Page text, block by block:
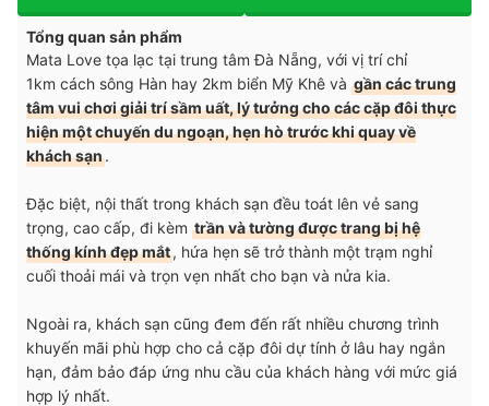
Tổng quan sản phẩm
Mata Love tọa lạc tại trung tâm Đà Nẵng, với vị trí chỉ
1km cách sông Hàn hay 2km biển Mỹ Khê và gần các trung
tâm vui chơi giải trí sầm uất, lý tưởng cho các cặp đôi thực
hiện một chuyến du ngoạn, hẹn hò trước khi quay về
khách sạn.
Đặc biệt, nội thất trong khách sạn đều toát lên vẻ sang
trọng, cao cấp, đi kèm trần và tường được trang bị hệ
thống kính đẹp mắt, hứa hẹn sẽ trở thành một trạm nghỉ
cuối thoải mái và trọn vẹn nhất cho bạn và nửa kia.
Ngoài ra, khách sạn cũng đem đến rất nhiều chương trình
khuyến mãi phù hợp cho cả cặp đôi dự tính ở lâu hay ngắn
hạn, đảm bảo đáp ứng nhu cầu của khách hàng với mức giá
hợp lý nhất.